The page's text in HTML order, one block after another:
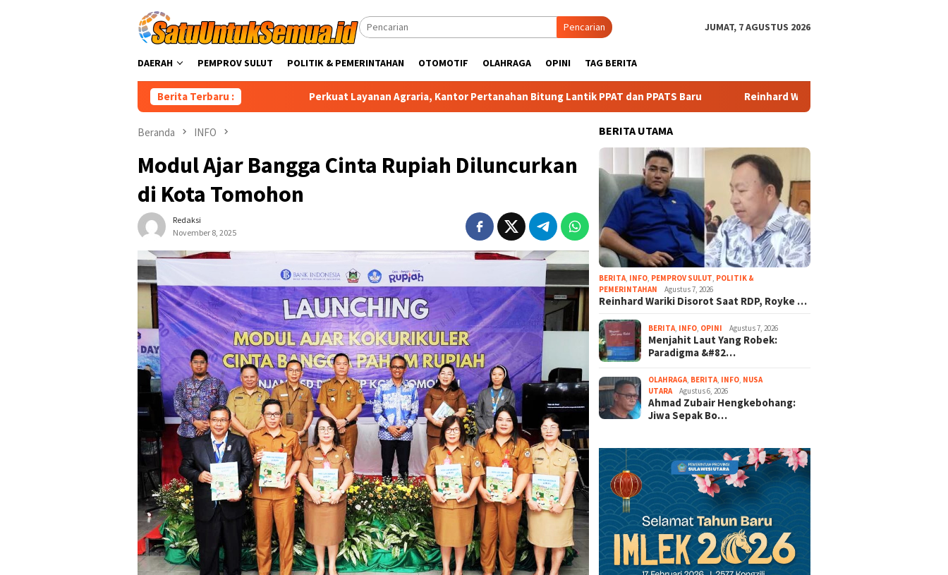
Pencarian JUMAT, 7 AGUSTUS 2026
DAERAH PEMPROV SULUT POLITIK & PEMERINTAHAN OTOMOTIF OLAHRAGA OPINI TAG BERITA
Berita Terbaru :Perkuat Layanan Agraria, Kantor Pertanahan Bitung Lantik PPAT dan PPATS Baru Reinhard Wariki Disorot Saat RDP, Royke Anter
Beranda INFO
Modul Ajar Bangga Cinta Rupiah Diluncurkan
di Kota Tomohon
Redaksi
November 8, 2025
BERITA UTAMA
BERITA INFO PEMPROV SULUT POLITIK &
PEMERINTAHAN
Agustus 7, 2026
Reinhard Wariki Disorot Saat RDP, Royke …
BERITA INFO OPINI Agustus 7, 2026
Menjahit Laut Yang Robek:
Paradigma &#82…
OLAHRAGA BERITA INFO NUSA
UTARA
Agustus 6, 2026
Ahmad Zubair Hengkebohang:
Jiwa Sepak Bo…